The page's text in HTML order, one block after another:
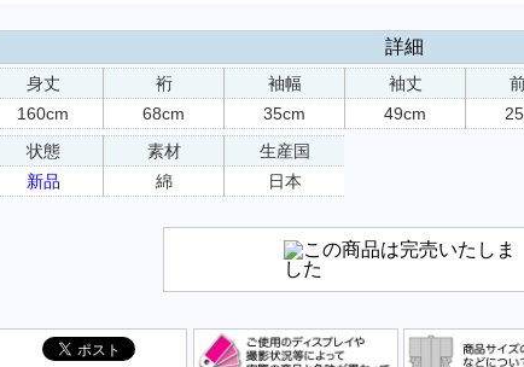
詳細
身丈
160cm
裄
68cm
袖幅
35cm
袖丈
49cm
状態
新品
素材
綿
生産国
日本